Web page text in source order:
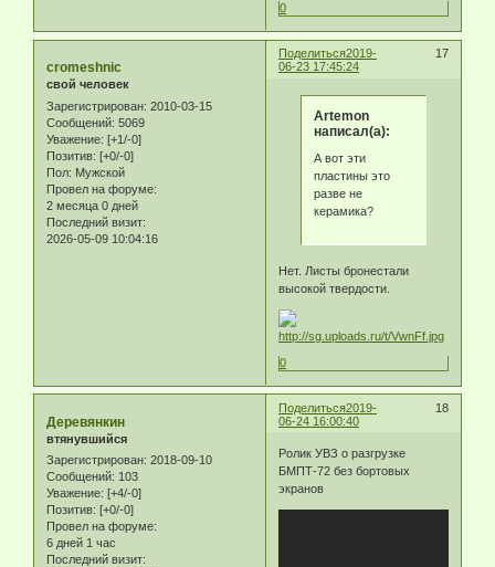
0
Поделиться 17
2019-
06-23 17:45:24
cromeshnic
свой человек
Зарегистрирован: 2010-03-15
Сообщений: 5069
Уважение: [+1/-0]
Позитив: [+0/-0]
Пол: Мужской
Провел на форуме:
2 месяца 0 дней
Последний визит:
2026-05-09 10:04:16
Artemon
написал(а):
А вот эти
пластины это
разве не
керамика?
Нет. Листы бронестали
высокой твердости.
0
Поделиться 18
2019-
06-24 16:00:40
Деревянкин
втянувшийся
Зарегистрирован: 2018-09-10
Сообщений: 103
Уважение: [+4/-0]
Позитив: [+0/-0]
Провел на форуме:
6 дней 1 час
Последний визит:
Ролик УВЗ о разгрузке
БМПТ-72 без бортовых
экранов